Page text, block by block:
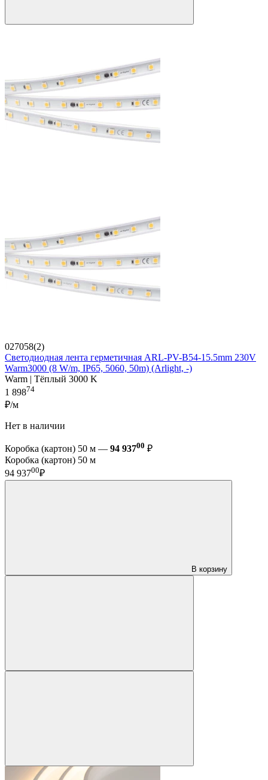
027058(2)
Светодиодная лента герметичная ARL-PV-B54-15.5mm 230V
Warm3000 (8 W/m, IP65, 5060, 50m) (Arlight, -)
Warm | Тёплый 3000 K
1 89874
₽/м
Нет в наличии
Коробка (картон) 50 м — 94 93700 ₽
Коробка (картон) 50 м
94 93700₽
В корзину